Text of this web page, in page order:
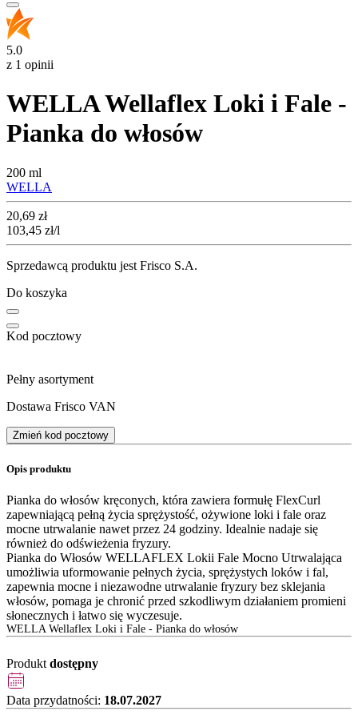
5.0
z 1 opinii
WELLA Wellaflex Loki i Fale -
Pianka do włosów
200 ml
WELLA
Cena
20,69 zł
103,45 zł/l
Sprzedawcą produktu jest Frisco S.A.
Do koszyka
Kod pocztowy
Pełny asortyment
Dostawa Frisco VAN
Zmień kod pocztowy
Opis produktu
Pianka do włosów kręconych, która zawiera formułę FlexCurl
zapewniającą pełną życia sprężystość, ożywione loki i fale oraz
mocne utrwalanie nawet przez 24 godziny. Idealnie nadaje się
również do odświeżenia fryzury.
Pianka do Włosów WELLAFLEX Lokii Fale Mocno Utrwalająca
umożliwia uformowanie pełnych życia, sprężystych loków i fal,
zapewnia mocne i niezawodne utrwalanie fryzury bez sklejania
włosów, pomaga je chronić przed szkodliwym działaniem promieni
słonecznych i łatwo się wyczesuje.
WELLA Wellaflex Loki i Fale - Pianka do włosów
Produkt dostępny
Data przydatności: 18.07.2027